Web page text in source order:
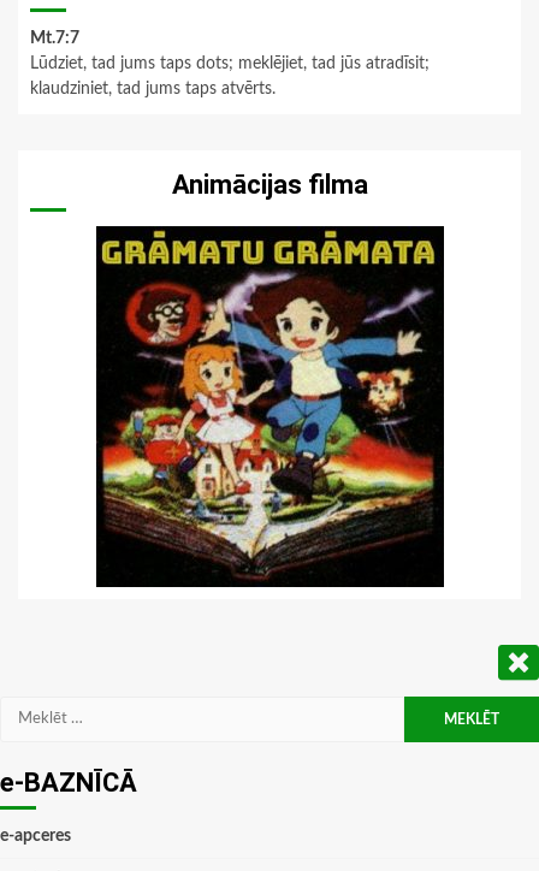
Mt.7:7
Lūdziet, tad jums taps dots; meklējiet, tad jūs atradīsit;
klaudziniet, tad jums taps atvērts.
Animācijas filma
Meklēt:
e-BAZNĪCĀ
e-apceres